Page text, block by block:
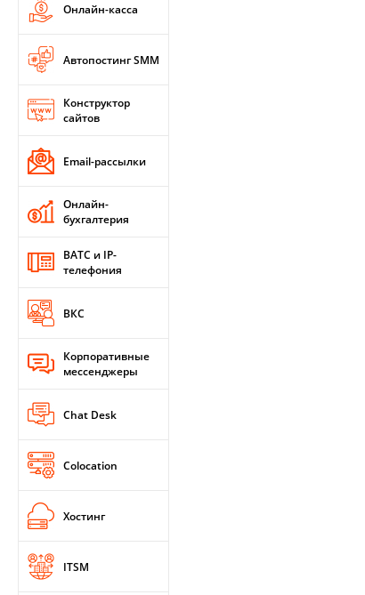
Онлайн-касса
Автопостинг SMM
Конструктор
сайтов
Email-рассылки
Онлайн-
бухгалтерия
ВАТС и IP-
телефония
ВКС
Корпоративные
мессенджеры
Chat Desk
Colocation
Хостинг
ITSM